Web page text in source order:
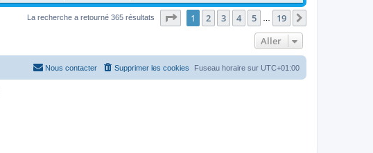
La recherche a retourné 365 résultats Page sur19
1 2 3 4 5 19
Aller
Fuseau horaire sur UTC+01:00
Supprimer les cookies
Nous contacter